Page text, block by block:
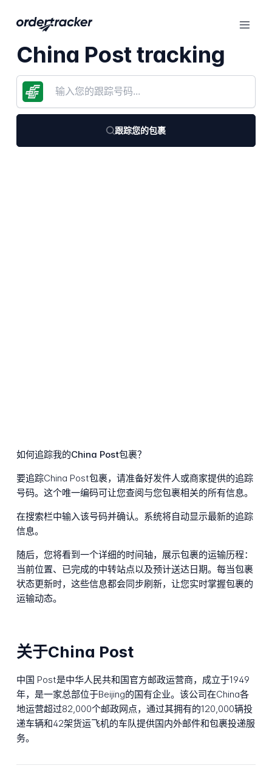
China Post tracking
跟踪您的包裹
如何追踪我的China Post包裹？
要追踪China Post包裹，请准备好发件人或商家提供的追踪
号码。这个唯一编码可让您查阅与您包裹相关的所有信息。
在搜索栏中输入该号码并确认。系统将自动显示最新的追踪
信息。
随后，您将看到一个详细的时间轴，展示包裹的运输历程：
当前位置、已完成的中转站点以及预计送达日期。每当包裹
状态更新时，这些信息都会同步刷新，让您实时掌握包裹的
运输动态。
关于China Post
中国 Post是中华人民共和国官方邮政运营商，成立于1949
年，是一家总部位于Beijing的国有企业。该公司在China各
地运营超过82,000个邮政网点，通过其拥有的120,000辆投
递车辆和42架货运飞机的车队提供国内外邮件和包裹投递服
务。